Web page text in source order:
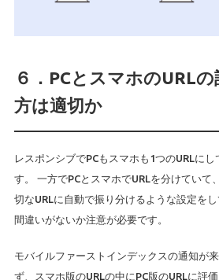
６．PCとスマホのURL
方は適切か
レスポンシブでPCもスマホも1つのURLに
す。 一方でPCとスマホでURLを分けていて
切なURLに自動で振り分けるような設定を
間違いがないか注意が必要です。
モバイルファーストインデックスの通知が
ず、スマホ版のURLの中にPC版のURLに評